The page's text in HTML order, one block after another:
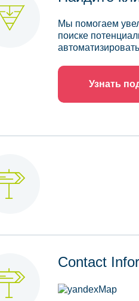
Мы помогаем
поиске
Узнать
Contact